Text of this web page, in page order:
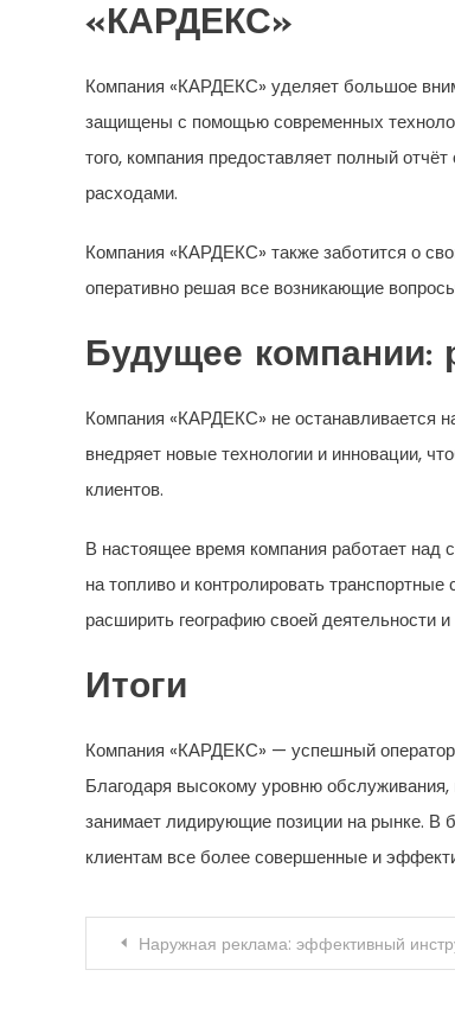
«КАРДЕКС»
Компания «КАРДЕКС» уделяет большое
защищены с помощью современных
того, компания предоставляет полный
расходами.
Компания «КАРДЕКС» также заботится о
оперативно решая все возникающие
Будущее компании:
Компания «КАРДЕКС» не останавливается
внедряет новые технологии и инновации,
клиентов.
В настоящее время компания работает над
на топливо и контролировать
расширить географию своей деятельности
Итоги
Компания «КАРДЕКС» — успешный
Благодаря высокому уровню
занимает лидирующие позиции на рынке. В
клиентам все более совершенные и
Навигация
Наружная реклама: эффективный инструмент